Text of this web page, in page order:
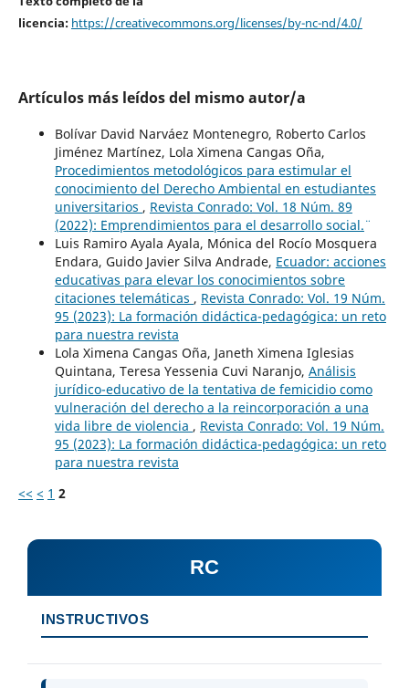
licencia: https://creativecommons.org/licenses/by-nc-nd/4.0/
Artículos más leídos del mismo autor/a
Bolívar David Narváez Montenegro, Roberto Carlos
Jiménez Martínez, Lola Ximena Cangas Oña,
Procedimientos metodológicos para estimular el
conocimiento del Derecho Ambiental en estudiantes
universitarios , Revista Conrado: Vol. 18 Núm. 89
(2022): ¨Emprendimientos para el desarrollo social.¨
Luis Ramiro Ayala Ayala, Mónica del Rocío Mosquera
Endara, Guido Javier Silva Andrade, Ecuador: acciones
educativas para elevar los conocimientos sobre
citaciones telemáticas , Revista Conrado: Vol. 19 Núm.
95 (2023): La formación didáctica-pedagógica: un reto
para nuestra revista
Lola Ximena Cangas Oña, Janeth Ximena Iglesias
Quintana, Teresa Yessenia Cuvi Naranjo, Análisis
jurídico-educativo de la tentativa de femicidio como
vulneración del derecho a la reincorporación a una
vida libre de violencia , Revista Conrado: Vol. 19 Núm.
95 (2023): La formación didáctica-pedagógica: un reto
para nuestra revista
<< < 1 2
RC
INSTRUCTIVOS